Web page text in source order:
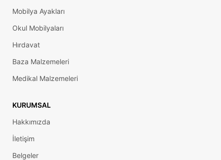
Mobilya Ayakları
Okul Mobilyaları
Hırdavat
Baza Malzemeleri
Medikal Malzemeleri
KURUMSAL
Hakkımızda
İletişim
Belgeler